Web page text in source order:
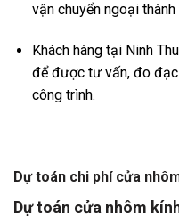
vận chuyển ngoại
Khách hàng tại Ninh
để được tư vấn, đo
công trình.
Dự toán chi phí cửa
Dự toán cửa nhôm